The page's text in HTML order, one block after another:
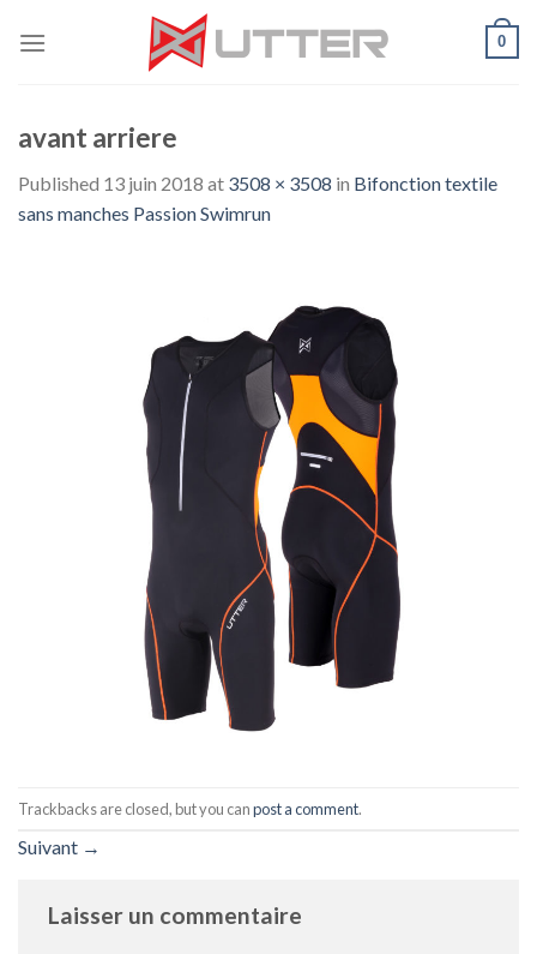
0
avant arriere
Published 13 juin 2018 at 3508 × 3508 in Bifonction textile
sans manches Passion Swimrun
Trackbacks are closed, but you canpost a comment.
Suivant →
Laisser un commentaire